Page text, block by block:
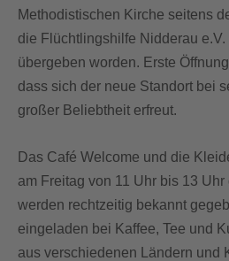
Methodistischen Kirche seitens
die Flüchtlingshilfe Nidderau
übergeben worden. Erste
dass sich der neue Standort bei
großer Beliebtheit erfreut.
Das Café Welcome und die
am Freitag von 11 Uhr bis 13
werden rechtzeitig bekannt
eingeladen bei Kaffee, Tee und
aus verschiedenen Ländern und